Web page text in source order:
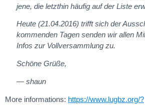
jene, die letzthin häufig auf der Liste
Heute (21.04.2016) trifft sich der
kommenden Tagen senden wir allen
Infos zur Vollversammlung zu.
Schöne Grüße,
— shaun
More informations: https://www.lugbz.org/?